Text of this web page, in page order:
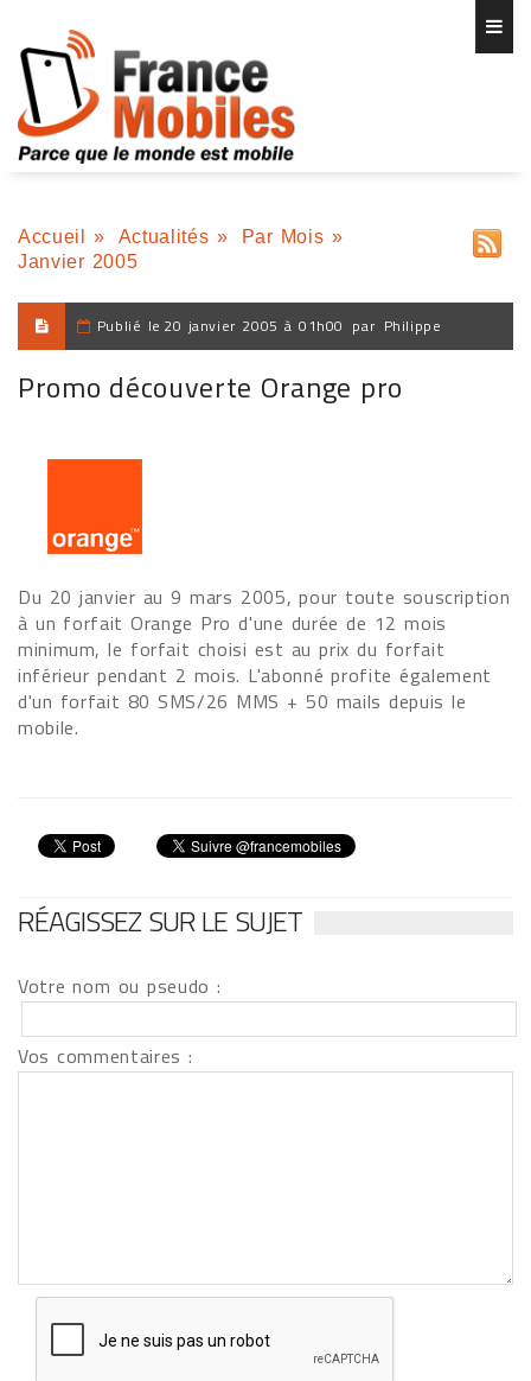
Accueil » Actualités » Par Mois »
Janvier 2005
Publié le 20 janvier 2005 à 01h00 par Philippe
Promo découverte Orange pro
Du 20 janvier au 9 mars 2005, pour toute souscription
à un forfait Orange Pro d'une durée de 12 mois
minimum, le forfait choisi est au prix du forfait
inférieur pendant 2 mois. L'abonné profite également
d'un forfait 80 SMS/26 MMS + 50 mails depuis le
mobile.
RÉAGISSEZ SUR LE SUJET
Votre nom ou pseudo :
Vos commentaires :